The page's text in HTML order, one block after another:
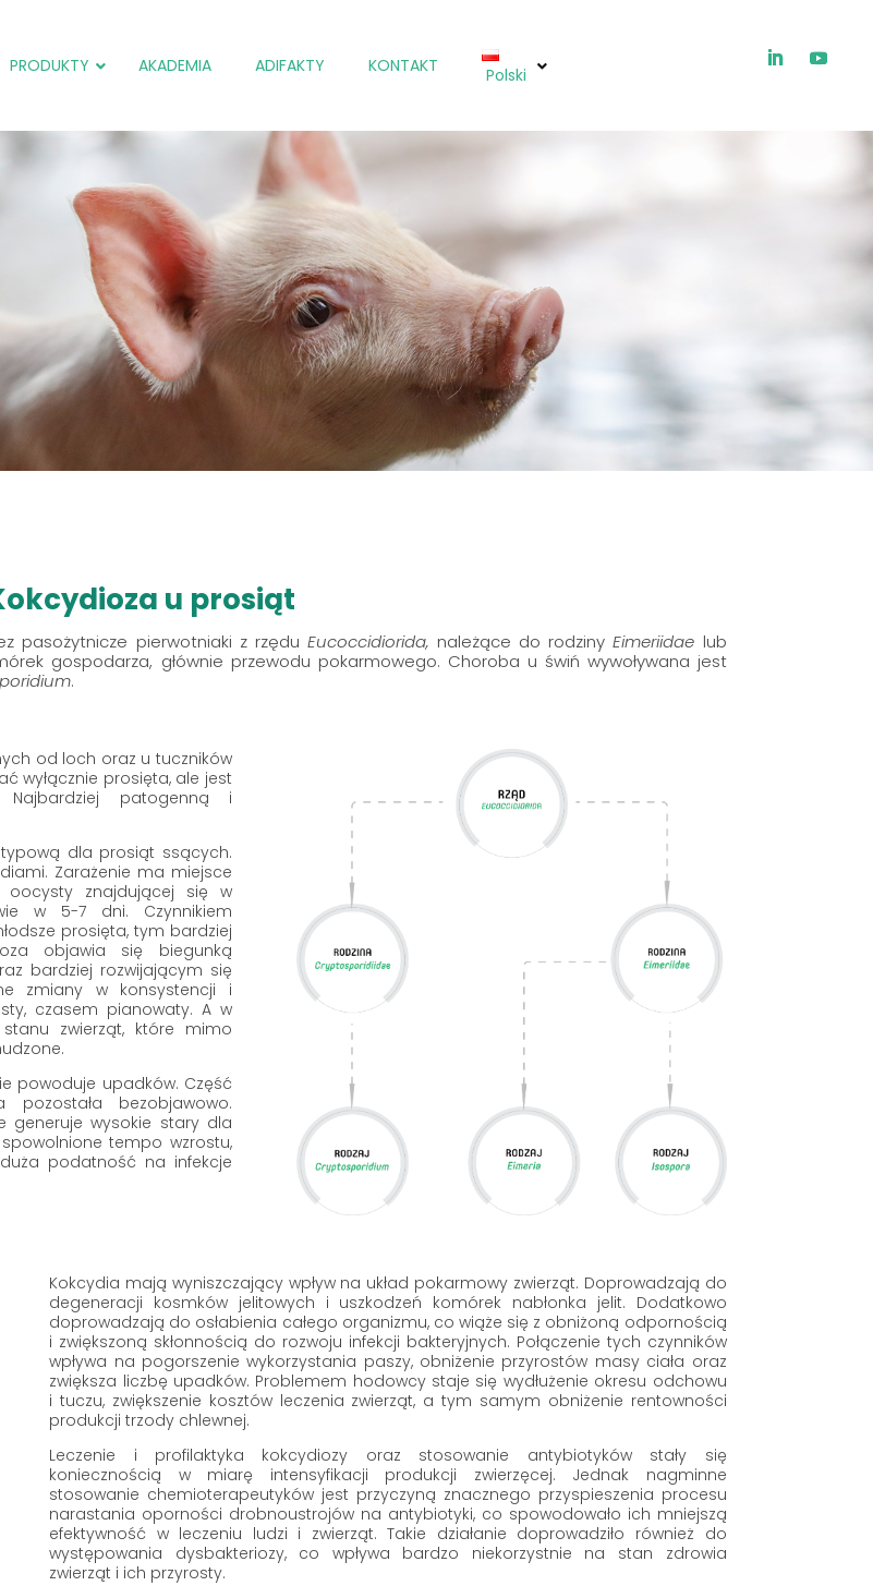
PRODUKTY
Salmol (EU)
Farmpak SF (EU)
adiNEXT® PLUS (EU)
adiNEXT®
adiSTIM®
adiCOX®
adiCOX®
Farmpak SC (PL)
Farmpak SM (PL)
AKADEMIA ADIFAKTY KONTAKT Polski
u prosiąt
pasożytnicze pierwotniaki z rzędu Eucoccidiorida, należące do rodzinyEimeriidae lub
gospodarza, głównie przewodu pokarmowego. Choroba u świń wywoływana jest
.
od loch oraz u tuczników
wyłącznie prosięta, ale jest
patogenną i
dla prosiąt ssących.
Zarażenie ma miejsce
oocysty znajdującej się w
w 5-7 dni. Czynnikiem
prosięta, tym bardziej
objawia się biegunką
bardziej rozwijającym się
zmiany w konsystencji i
czasem pianowaty. A w
zwierząt, które mimo
powoduje upadków. Część
bezobjawowo.
generuje wysokie stary dla
tempo wzrostu,
podatność na infekcje
Kokcydia mają wyniszczający wpływ na układ pokarmowy zwierząt. Doprowadzają do
degeneracji kosmków jelitowych i uszkodzeń komórek nabłonka jelit. Dodatkowo
doprowadzają do osłabienia całego organizmu, co wiąże się z obniżoną odpornością
i zwiększoną skłonnością do rozwoju infekcji bakteryjnych. Połączenie tych czynników
wpływa na pogorszenie wykorzystania paszy, obniżenie przyrostów masy ciała oraz
zwiększa liczbę upadków. Problemem hodowcy staje się wydłużenie okresu odchowu
i tuczu, zwiększenie kosztów leczenia zwierząt, a tym samym obniżenie rentowności
produkcji trzody chlewnej.
Leczenie i profilaktyka kokcydiozy oraz stosowanie antybiotyków stały się
koniecznością w miarę intensyfikacji produkcji zwierzęcej. Jednak nagminne
stosowanie chemioterapeutyków jest przyczyną znacznego przyspieszenia procesu
narastania oporności drobnoustrojów na antybiotyki, co spowodowało ich mniejszą
efektywność w leczeniu ludzi i zwierząt. Takie działanie doprowadziło również do
występowania dysbakteriozy, co wpływa bardzo niekorzystnie na stan zdrowia
zwierząt i ich przyrosty.